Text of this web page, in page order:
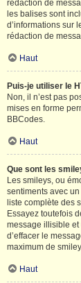
rédaction de
les balises sont
d’informations sur
rédaction de
Haut
Puis-je utiliser le
Non, il n’est pas
mises en forme
BBCodes.
Haut
Que sont les
Les smileys, ou
sentiments avec
liste complète des
Essayez toutefois
message illisible
d’effacer le
maximum de
Haut